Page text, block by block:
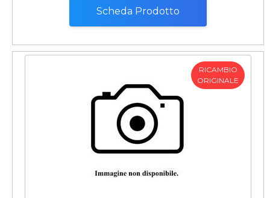
Scheda Prodotto
RICAMBIO
ORIGINALE